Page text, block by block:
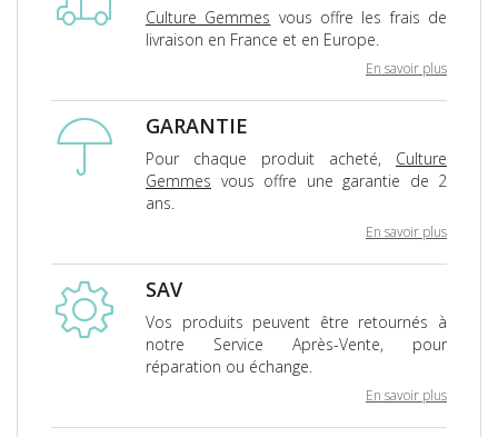
Culture Gemmes vous offre les frais de
livraison en France et en Europe.
En savoir plus
GARANTIE
Pour chaque produit acheté, Culture
Gemmes vous offre une garantie de 2
ans.
En savoir plus
SAV
Vos produits peuvent être retournés à
notre Service Après-Vente, pour
réparation ou échange.
En savoir plus